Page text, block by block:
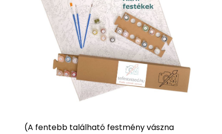
(A fentebb található festmény vászna